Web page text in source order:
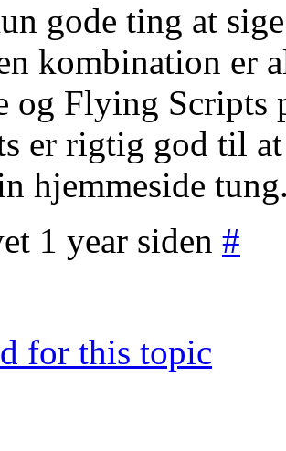
gode ting at
kombination er
og Flying Scripts
er rigtig god til
hjemmeside
1 year siden #
for this topic